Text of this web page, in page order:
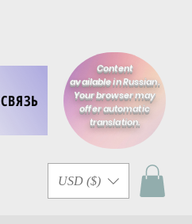
СВЯЗЬ
Content
available in Russian.
Your browser may
offer automatic
translation.
USD ($)